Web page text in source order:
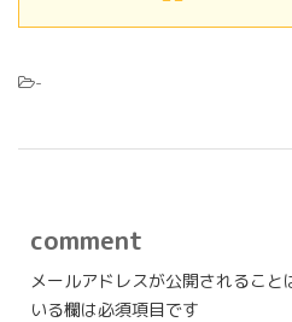
-
comment
メールアドレスが公開されること
いる欄は必須項目です